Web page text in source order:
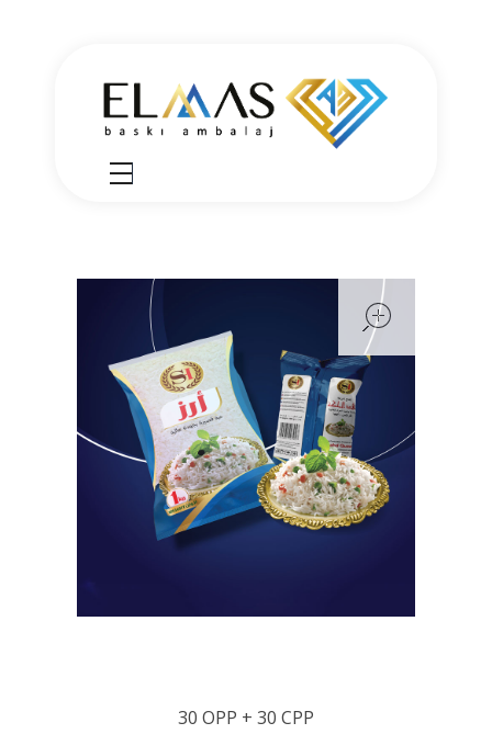
Elmas Ambalajشركة الماس امبلاج في تركيا مختصين في مجالي الطباعة والتغليف للعديد من المنتجات الغذائية والصناعية من رول التغليف وأكياس النايلون بسرعة واتقان وجودة عالية في التنفيذ ضمن أعلى المعايير العالمية وبأسعار منافسة
30 OPP + 30 CPP